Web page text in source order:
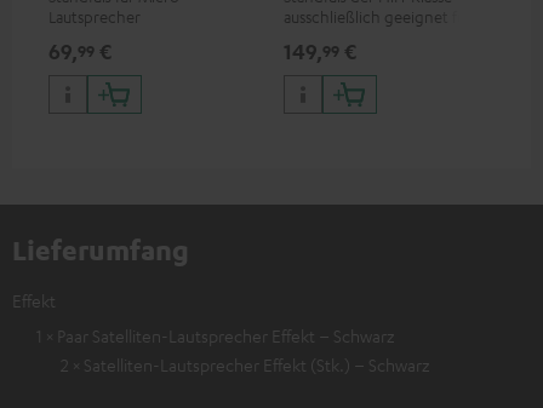
Lautsprecher
69,99 €
ausschließlich geeignet für
und CONSONO 25 (CS 25 FCR-
Satelliten)
149,99 €
Lieferumfang
Effekt
1 × Paar Satelliten-Lautsprecher Effekt – Schwarz
2 × Satelliten-Lautsprecher Effekt (Stk.) – Schwarz